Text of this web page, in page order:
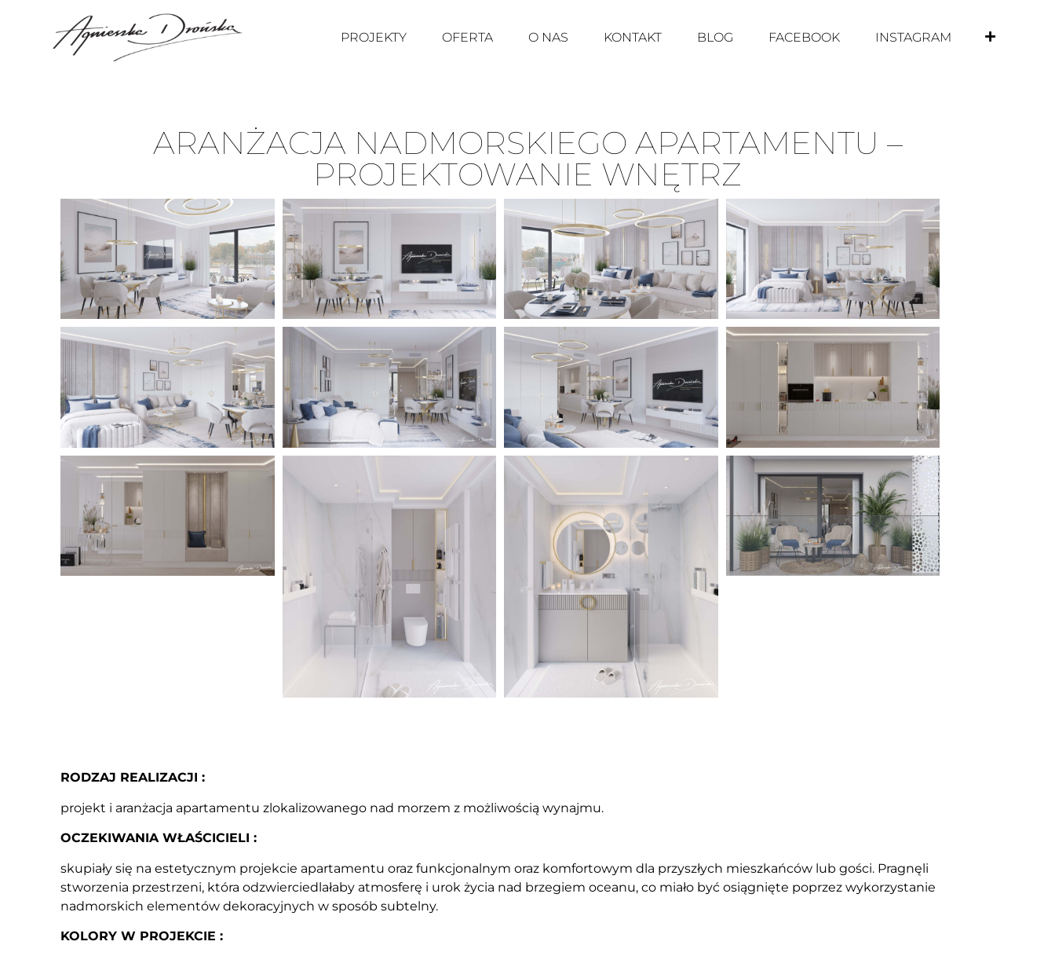
PROJEKTY OFERTA O NAS KONTAKT BLOG FACEBOOK INSTAGRAM
ARANŻACJA NADMORSKIEGO APARTAMENTU –
PROJEKTOWANIE WNĘTRZ
RODZAJ REALIZACJI :
projekt i aranżacja apartamentu zlokalizowanego nad morzem z możliwością wynajmu.
OCZEKIWANIA WŁAŚCICIELI :
skupiały się na estetycznym projekcie apartamentu oraz funkcjonalnym oraz komfortowym dla przyszłych mieszkańców lub gości. Pragnęli
stworzenia przestrzeni, która odzwierciedlałaby atmosferę i urok życia nad brzegiem oceanu, co miało być osiągnięte poprzez wykorzystanie
nadmorskich elementów dekoracyjnych w sposób subtelny.
KOLORY W PROJEKCIE :